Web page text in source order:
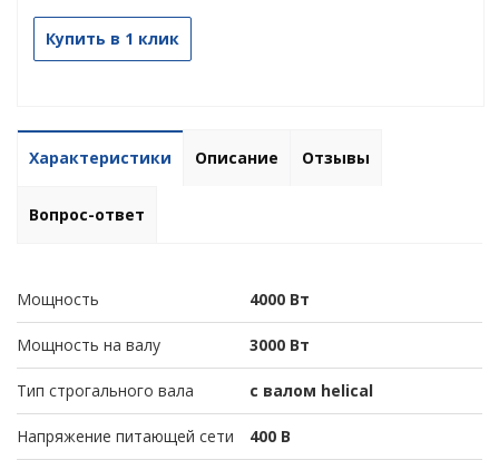
Купить в 1 клик
Характеристики Описание Отзывы
Вопрос-ответ
Мощность 4000 Вт
Мощность на валу 3000 Вт
Тип строгального вала с валом helical
Напряжение питающей сети 400 В